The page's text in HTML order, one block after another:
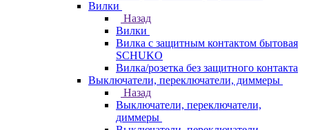
Вилки
Назад
Вилки
Вилка с защитным контактом бытовая
SCHUKO
Вилка/розетка без защитного контакта
Выключатели, переключатели, диммеры
Назад
Выключатели, переключатели,
диммеры